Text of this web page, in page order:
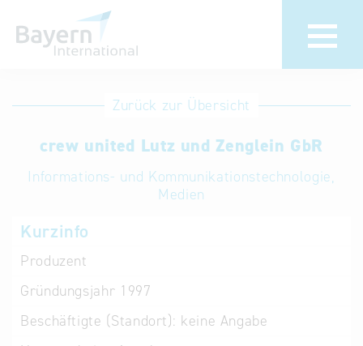
Anmeldung
Unternehmen
Eintrag
löschen
Aktualisieren
Sie Ihren
Zurück zur Übersicht
crew united Lutz und Zenglein GbR
Informations- und Kommunikationstechnologie,
Medien
Kurzinfo
Produzent
Gründungsjahr 1997
Beschäftigte (Standort): keine Angabe